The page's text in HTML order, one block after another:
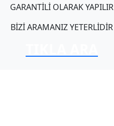
GARANTİLİ OLARAK YAPILIR
BİZİ ARAMANIZ YETERLİDİR